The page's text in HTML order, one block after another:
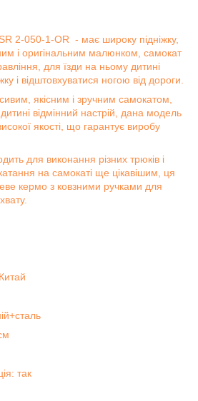
2-050-1-OR - має широку підніжку,
і оригінальним малюнком, самокат
для їзди на ньому дитині
і відштовхуватися ногою від дороги.
якісним і зручним самокатом,
відмінний настрій, дана модель
якості, що гарантує виробу
для виконання різних трюків і
на самокаті ще цікавішим, ця
кермо з ковзними ручками для
так